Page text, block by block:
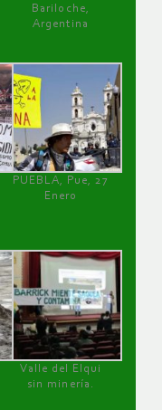
Bariloche,
Argentina
PUEBLA, Pue, 27
Enero
Valle del Elqui
sin minería.